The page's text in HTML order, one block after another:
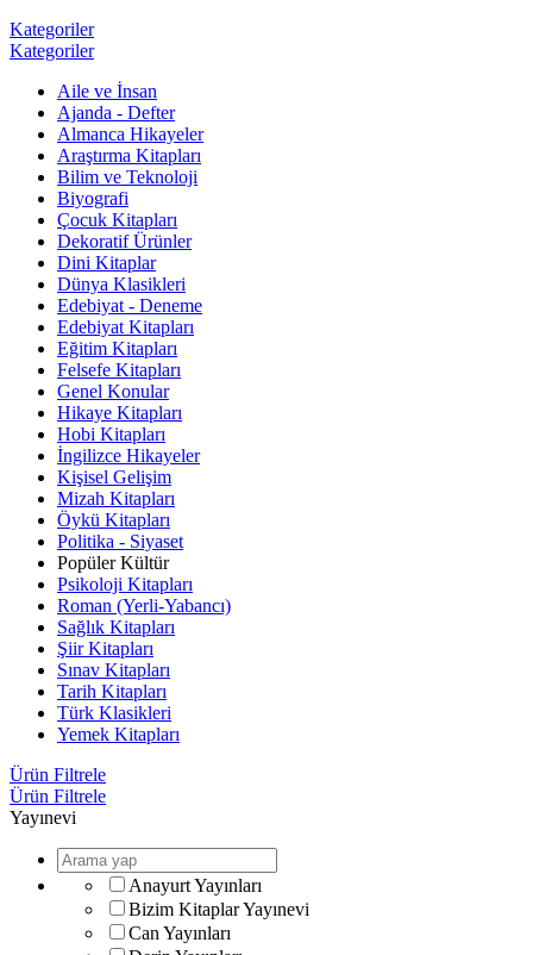
Kategoriler
Kategoriler
Aile ve İnsan
Ajanda - Defter
Almanca Hikayeler
Araştırma Kitapları
Bilim ve Teknoloji
Biyografi
Çocuk Kitapları
Dekoratif Ürünler
Dini Kitaplar
Dünya Klasikleri
Edebiyat - Deneme
Edebiyat Kitapları
Eğitim Kitapları
Felsefe Kitapları
Genel Konular
Hikaye Kitapları
Hobi Kitapları
İngilizce Hikayeler
Kişisel Gelişim
Mizah Kitapları
Öykü Kitapları
Politika - Siyaset
Popüler Kültür
Psikoloji Kitapları
Roman (Yerli-Yabancı)
Sağlık Kitapları
Şiir Kitapları
Sınav Kitapları
Tarih Kitapları
Türk Klasikleri
Yemek Kitapları
Ürün Filtrele
Ürün Filtrele
Yayınevi
Anayurt Yayınları
Bizim Kitaplar Yayınevi
Can Yayınları